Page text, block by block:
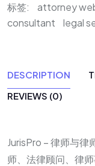
标签:
attorney
consultant
legal
DESCRIPTION
REVIEWS (0)
JurisPro – 律师与律
师、法律顾问、律